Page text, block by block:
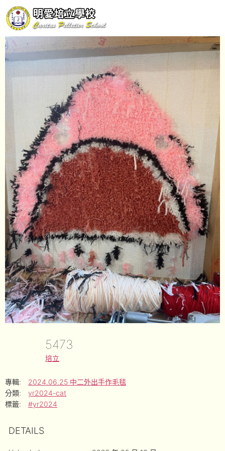
5473
培立
專輯:
2024.06.25 中二外出手作毛毯
分類:
yr2024-cat
標籤:
#yr2024
DETAILS